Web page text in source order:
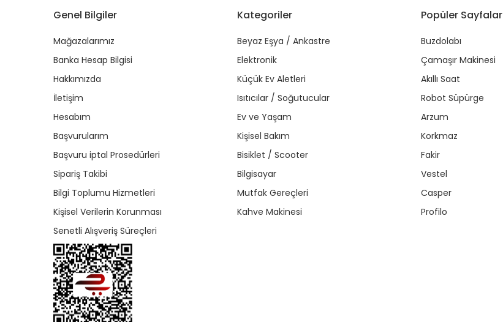
Genel Bilgiler
Mağazalarımız
Banka Hesap Bilgisi
Hakkımızda
İletişim
Hesabım
Başvurularım
Başvuru iptal Prosedürleri
Sipariş Takibi
Bilgi Toplumu Hizmetleri
Kişisel Verilerin Korunması
Senetli Alışveriş Süreçleri
Kategoriler
Beyaz Eşya / Ankastre
Elektronik
Küçük Ev Aletleri
Isıtıcılar / Soğutucular
Ev ve Yaşam
Kişisel Bakım
Bisiklet / Scooter
Bilgisayar
Mutfak Gereçleri
Kahve Makinesi
Popüler Sayfalar
Buzdolabı
Çamaşır Makinesi
Akıllı Saat
Robot Süpürge
Arzum
Korkmaz
Fakir
Vestel
Casper
Profilo